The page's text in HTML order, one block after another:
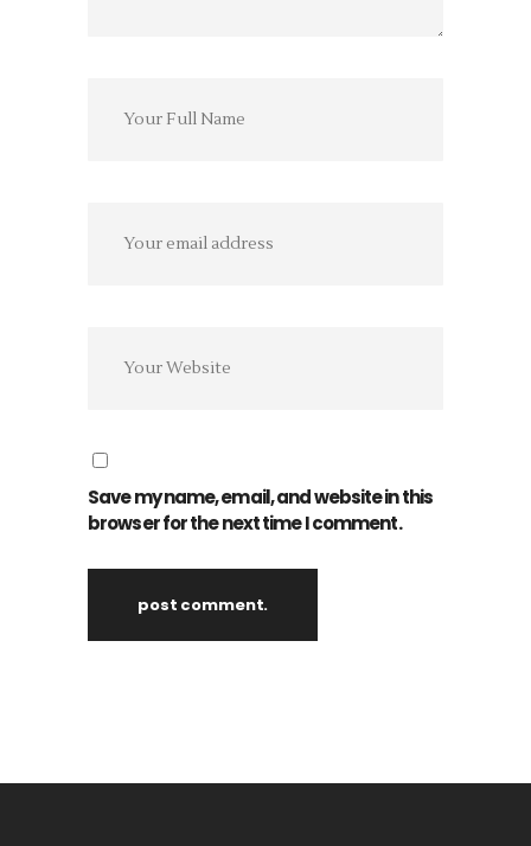
Save my name, email, and website in this
browser for the next time I comment.